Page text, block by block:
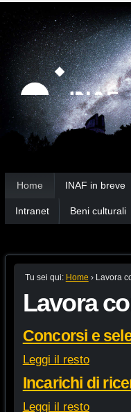
Strumenti
personali
Salta
contenuti.
|
Salta
alla
navigazione
Ricerca
avanzata…
Home INAF in breve
Intranet Beni culturali
Tu sei qui: Home › Lavora
Lavora
Concorsi e
Leggi il resto
Incarichi di
Leggi il resto